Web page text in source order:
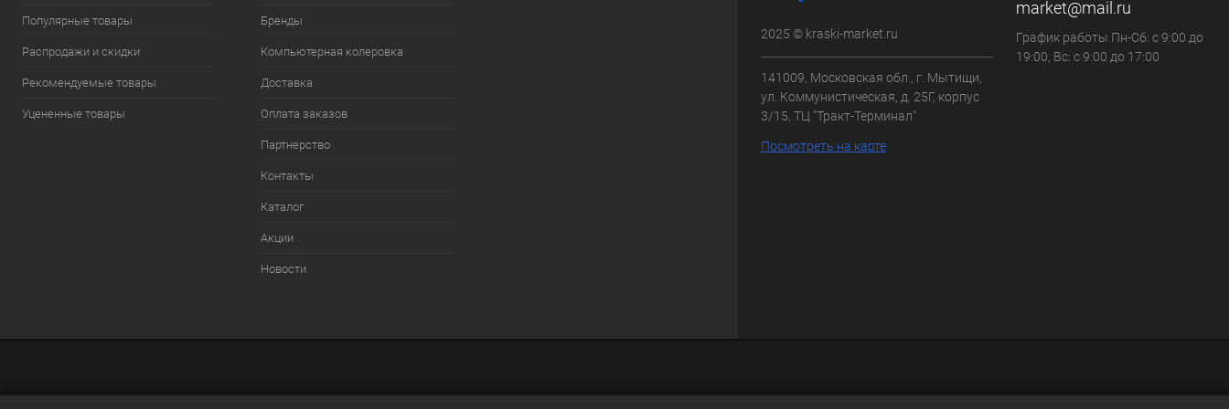
Популярные товары
Распродажи и скидки
Рекомендуемые товары
Уцененные товары
Бренды
Компьютерная колеровка
Доставка
Оплата заказов
Партнерство
Контакты
Каталог
Акции
Новости
2025 © kraski-market.ru
141009, Московская обл., г. Мытищи,
ул. Коммунистическая, д. 25Г, корпус
3/15, ТЦ "Тракт-Терминал"
Посмотреть на карте
market@mail.ru
График работы Пн-Сб: с 9:00 до
19:00, Вс: с 9:00 до 17:00